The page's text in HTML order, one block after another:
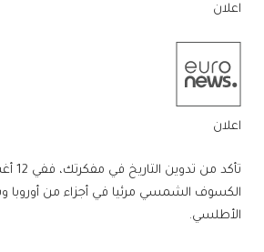
اعلان
اعلان
الكسوف الشمسي مرئيا في أجزاء من
الأطلسي.